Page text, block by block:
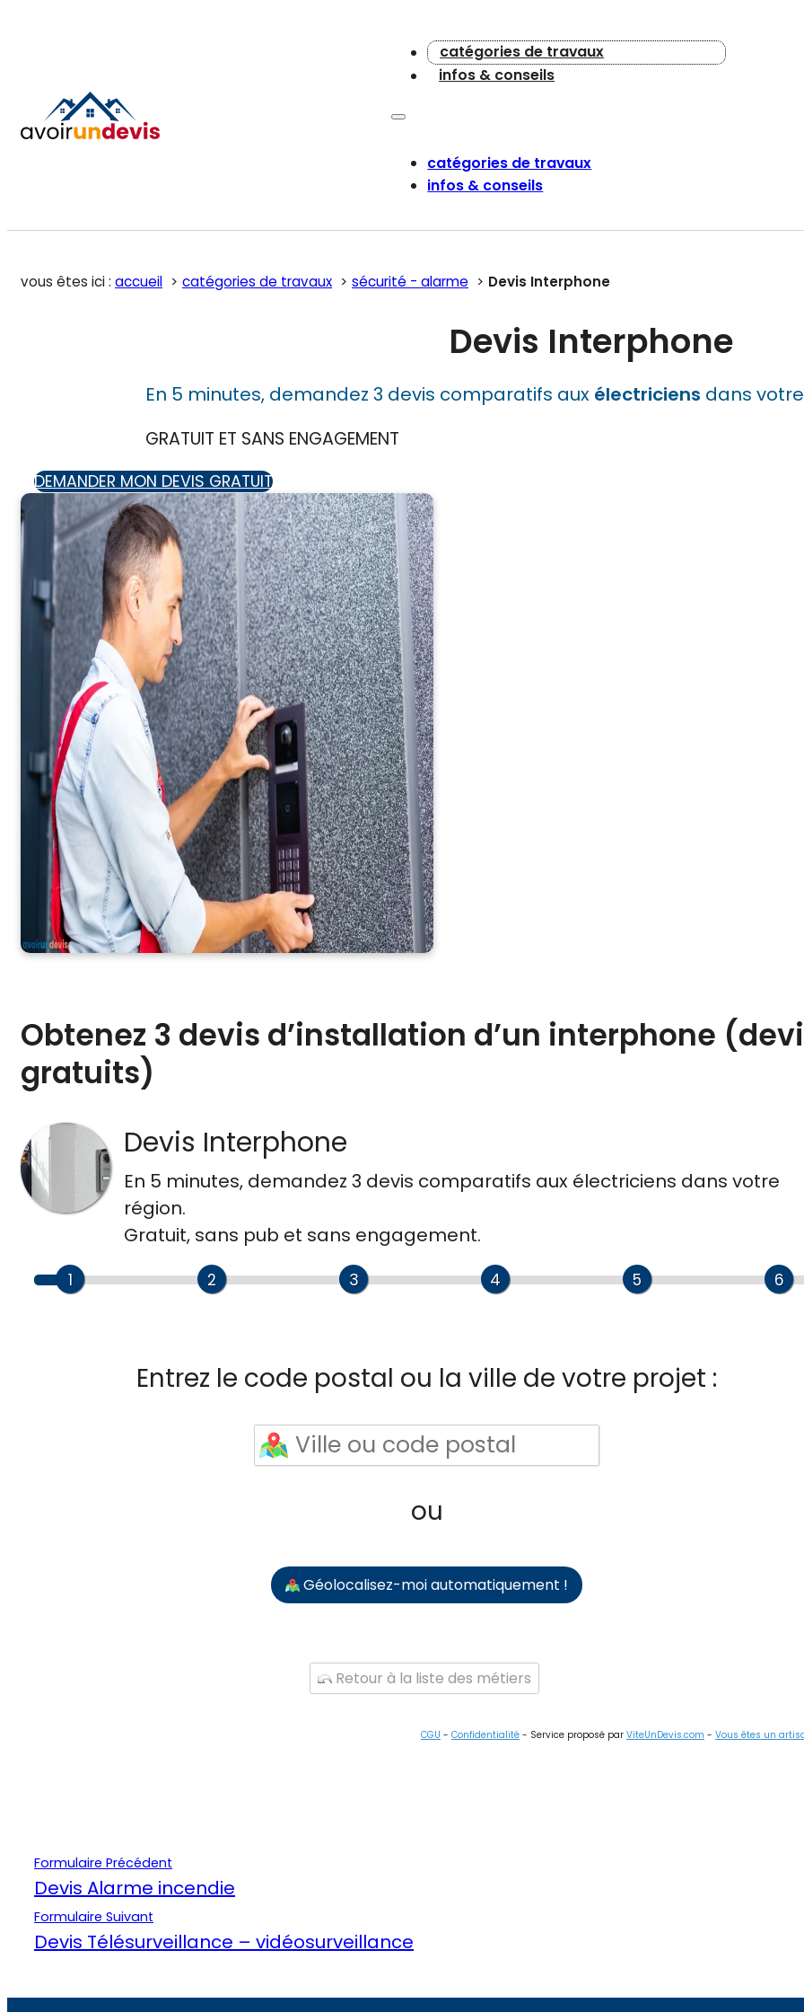
catégories de travaux
infos & conseils
catégories de travaux
infos & conseils
vous êtes ici : accueil catégories de travaux sécurité - alarme Devis Interphone
Devis Interphone
En 5 minutes, demandez 3 devis comparatifs aux électriciens dans
GRATUIT ET SANS ENGAGEMENT
DEMANDER MON DEVIS GRATUIT
Obtenez 3 devis d’installation d’un interphone
gratuits)
Devis Interphone
En 5 minutes, demandez 3 devis comparatifs aux électriciens dans votre
région.
Gratuit, sans pub et sans engagement.
1 2 3 4 5 6
Entrez le code postal ou la ville de votre projet :
ou
Géolocalisez-moi automatiquement !
Retour à la liste des métiers
CGU - Confidentialité - Service proposé par ViteUnDevis.com - Vous êtes un
Formulaire Précédent
Devis Alarme incendie
Formulaire Suivant
Devis Télésurveillance – vidéosurveillance